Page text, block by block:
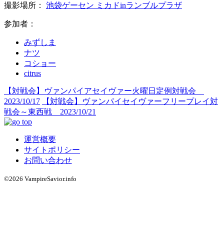
撮影場所： 池袋ゲーセン ミカドinランブルプラザ
参加者：
みずしま
ナツ
コショー
citrus
【対戦会】ヴァンパイアセイヴァー火曜日定例対戦会
2023/10/17
【対戦会】ヴァンパイセイヴァーフリープレイ対
戦会～東西戦 2023/10/21
運営概要
サイトポリシー
お問い合わせ
©2026 VampireSavior.info